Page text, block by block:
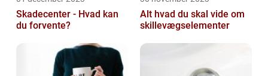
Skadecenter - Hvad kan
du forvente?
Alt hvad du skal vide om
skillevægselementer